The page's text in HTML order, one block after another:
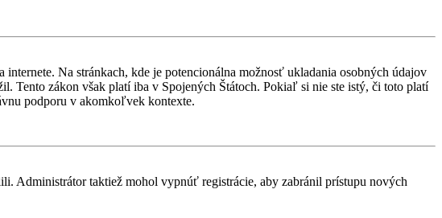
Na stránkach, kde je potencionálna možnosť ukladania osobných údajov
Tento zákon však platí iba v Spojených Štátoch. Pokiaľ si nie ste istý, či toto platí
podporu v akomkoľvek kontexte.
Administrátor taktiež mohol vypnúť registrácie, aby zabránil prístupu nových